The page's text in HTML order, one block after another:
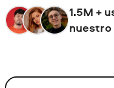
1.5M +